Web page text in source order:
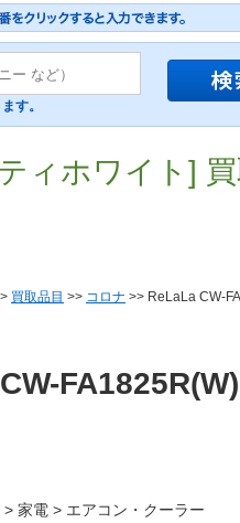
す。
ィホワイト]
買取品目 >> コロナ >> ReLaLa CW-
家電 > エアコン・クーラー